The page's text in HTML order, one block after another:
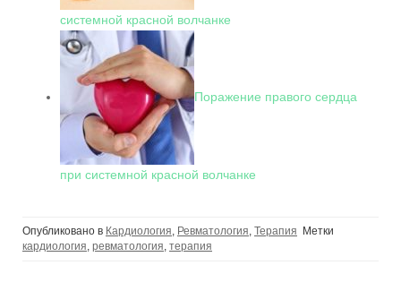
системной красной волчанке
Поражение правого сердца
при системной красной волчанке
Опубликовано в Кардиология, Ревматология, Терапия
Метки
кардиология, ревматология, терапия